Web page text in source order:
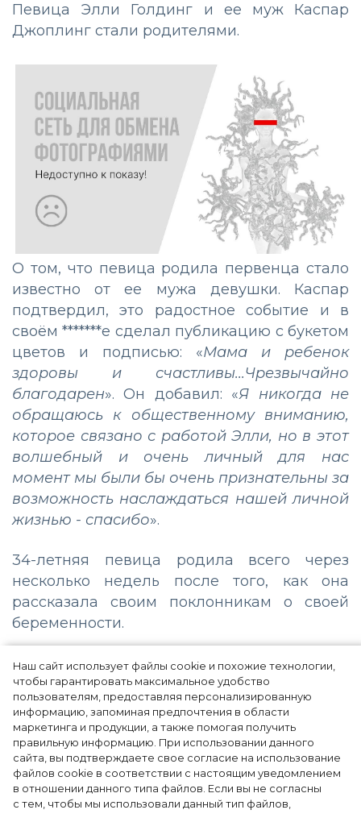
Наш сайт использует файлы cookie и похожие технологии,
чтобы гарантировать максимальное удобство
пользователям, предоставляя персонализированную
информацию, запоминая предпочтения в области
маркетинга и продукции, а также помогая получить
правильную информацию. При использовании данного
сайта, вы подтверждаете свое согласие на использование
файлов cookie в соответствии с настоящим уведомлением
в отношении данного типа файлов. Если вы не согласны
с тем, чтобы мы использовали данный тип файлов,
Певица Элли Голдинг и ее муж Каспар
Джоплинг стали родителями.
О том, что певица родила первенца стало
известно от ее мужа девушки. Каспар
подтвердил, это радостное событие и в
своём *******е сделал публикацию с букетом
цветов и подписью: «Мама и ребенок
здоровы и счастливы...Чрезвычайно
благодарен». Он добавил: «Я никогда не
обращаюсь к общественному вниманию,
которое связано с работой Элли, но в этот
волшебный и очень личный для нас
момент мы были бы очень признательны за
возможность наслаждаться нашей личной
жизнью - спасибо».
34-летняя певица родила всего через
несколько недель после того, как она
рассказала своим поклонникам о своей
беременности.